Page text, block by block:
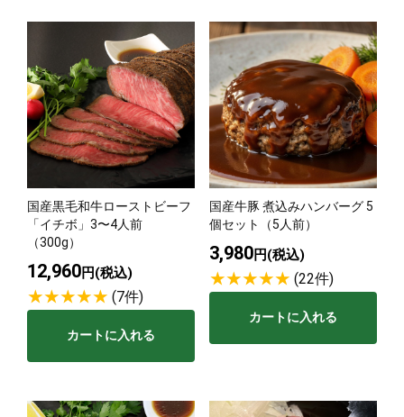
国産黒毛和牛ローストビーフ
「イチボ」3〜4人前
（300g）
12,960円(税込)
(7件)
カートに入れる
国産牛豚 煮込みハンバーグ 5
個セット（5人前）
3,980円(税込)
(22件)
カートに入れる